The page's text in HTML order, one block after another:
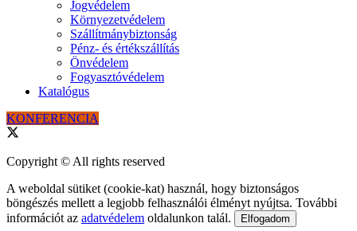
Jogvédelem
Környezetvédelem
Szállítmánybiztonság
Pénz- és értékszállítás
Önvédelem
Fogyasztóvédelem
Katalógus
KONFERENCIA
Copyright © All rights reserved
A weboldal sütiket (cookie-kat) használ, hogy biztonságos
böngészés mellett a legjobb felhasználói élményt nyújtsa. További
információt az adatvédelem oldalunkon talál. Elfogadom